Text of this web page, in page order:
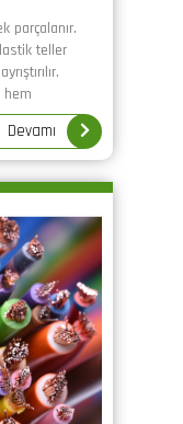
parçalanır.
teller
hem
Devamı